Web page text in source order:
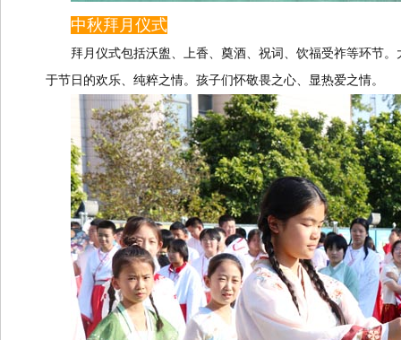
中秋拜月仪式
拜月仪式包括沃盥、上香、奠酒、祝词、饮福受祚等环节
于节日的欢乐、纯粹之情。孩子们怀敬畏之心、显热爱之情。